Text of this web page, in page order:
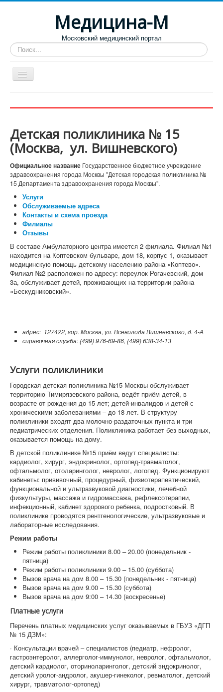
Медицина-М
Московский медицинский портал
Искать...
Роддома и женские консультации
Диспансеры
Лучшие специализированные клиники
Отзывы пациентов
Детская поликлиника № 15
(Москва, ул. Вишневского)
Официальное название Государственное бюджетное учреждение
здравоохранения города Москвы "Детская городская поликлиника №
15 Департамента здравоохранения города Москвы".
Услуги
Обслуживаемые адреса
Контакты и схема проезда
Филиалы
Отзывы
В составе Амбулаторного центра имеется 2 филиала. Филиал №1
находится на Коптевском бульваре, дом 18, корпус 1, оказывает
медицинскую помощь детскому населению района «Коптево».
Филиал №2 расположен по адресу: переулок Рогачевский, дом
3а, обслуживает детей, проживающих на территории района
«Бескудниковский».
адрес: 127422, гор. Москва, ул. Всеволода Вишневского, д. 4-А
справочная служба: (499) 976-69-86, (499) 638-34-13
Услуги поликлиники
Городская детская поликлиника №15 Москвы обслуживает
территорию Тимирязевского района, ведёт приём детей, в
возрасте от рождения до 15 лет; детей-инвалидов и детей с
хроническими заболеваниями – до 18 лет. В структуру
поликлиники входят два молочно-раздаточных пункта и три
педиатрических отделения. Поликлиника работает без выходных,
оказывается помощь на дому.
В детской поликлинике №15 приём ведут специалисты:
кардиолог, хирург, эндокринолог, ортопед-травматолог,
офтальмолог, отоларинголог, невролог, логопед. Функционируют
кабинеты: прививочный, процедурный, физиотерапевтический,
функциональной и ультразвуковой диагностики, лечебной
физкультуры, массажа и гидромассажа, рефлексотерапии,
инфекционный, кабинет здорового ребенка, подростковый. В
поликлинике проводятся рентгенологические, ультразвуковые и
лабораторные исследования.
Режим работы
Режим работы поликлиники 8.00 – 20.00 (понедельник -
пятница)
Режим работы поликлиники 9.00 – 15.00 (суббота)
Вызов врача на дом 8.00 – 15.30 (понедельник - пятница)
Вызов врача на дом 9.00 – 15.30 (суббота)
Вызов врача на дом 9:00 – 14.30 (воскресенье)
Платные услуги
Перечень платных медицинских услуг оказываемых в ГБУЗ «ДГП
№ 15 ДЗМ»:
· Консультации врачей – специалистов (педиатр, нефролог,
гастроэнтеролог, аллерголог-иммунолог, невролог, офтальмолог,
детский кардиолог, оториноларинголог, детский эндокринолог,
детский уролог-андролог, акушер-гинеколог, ревматолог, детский
хирург, травматолог-ортопед)